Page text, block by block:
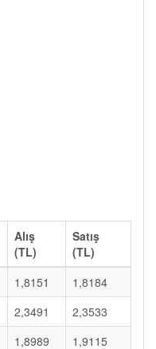
Alış
(TL)
Satış
(TL)
1,8151
1,8184
2,3491
2,3533
1,8989
1,9115